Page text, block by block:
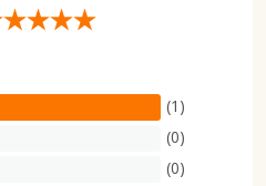
(1)
(0)
(0)